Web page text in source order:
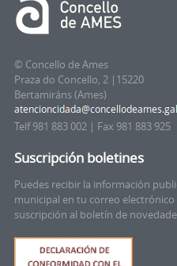
© Concello de Ames
Praza do Concello, 2 |15220
Bertamiráns (Ames)
Telf 981 883 002 | Fax 981 883 925
Suscripción boletines
Puedes recibir la información
municipal en tu correo
suscripción al boletín de